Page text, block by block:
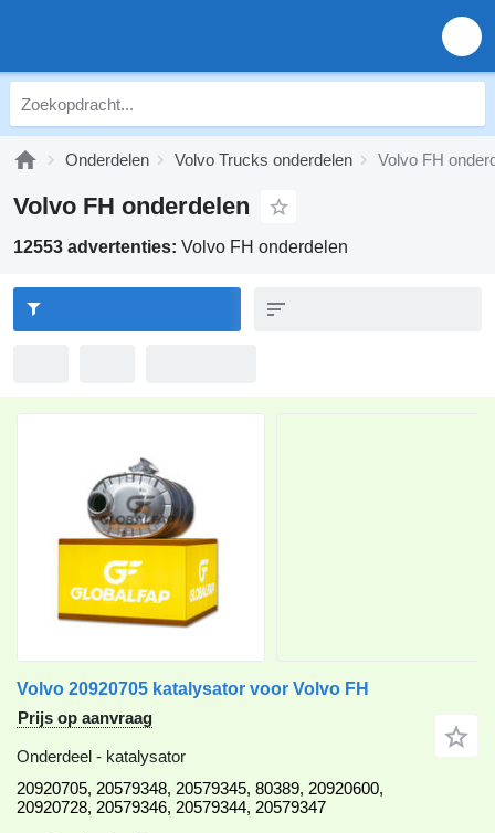
Onderdelen Volvo Trucks onderdelen Volvo FH
Volvo FH onderdelen
12553 advertenties: Volvo FH onderdelen
Volvo 20920705 katalysator voor Volvo FH
Prijs op aanvraag
Onderdeel - katalysator
20920705, 20579348, 20579345, 80389, 20920600,
20920728, 20579346, 20579344, 20579347